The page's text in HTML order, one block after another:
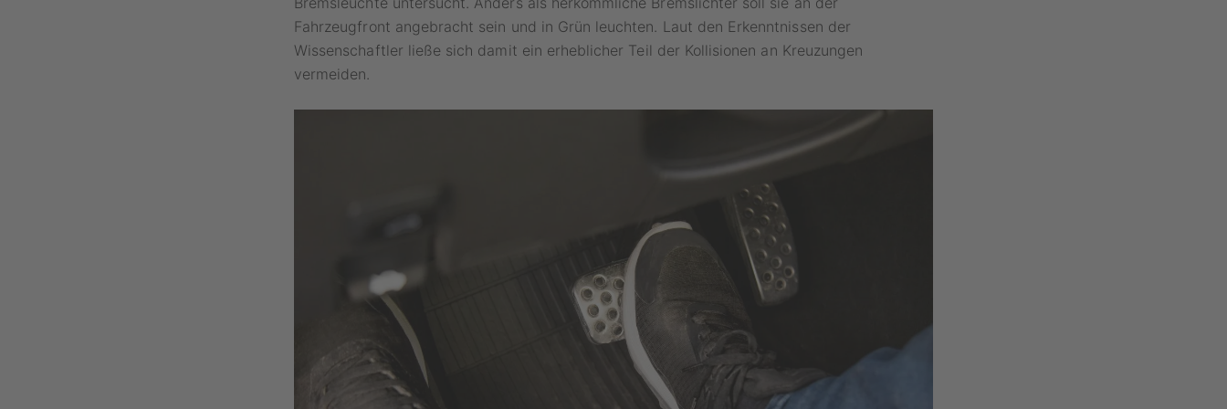
Fahrzeugfront angebracht sein und in Grün leuchten. Laut den Erkenntnissen der
Wissenschaftler ließe sich damit ein erheblicher Teil der Kollisionen an Kreuzungen
vermeiden.